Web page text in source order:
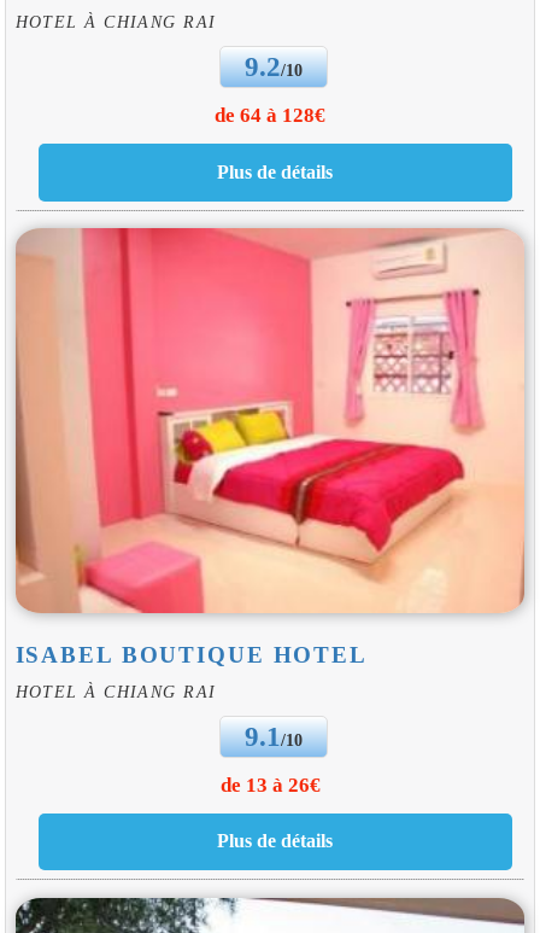
HOTEL À CHIANG RAI
9.2/10
de 64 à 128€
ISABEL BOUTIQUE HOTEL
HOTEL À CHIANG RAI
9.1/10
de 13 à 26€